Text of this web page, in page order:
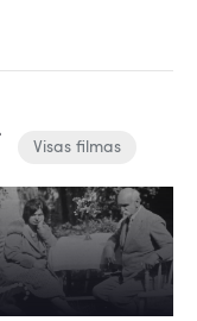
Visas filmas